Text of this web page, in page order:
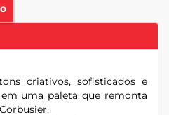
criativos, sofisticados e
uma paleta que remonta